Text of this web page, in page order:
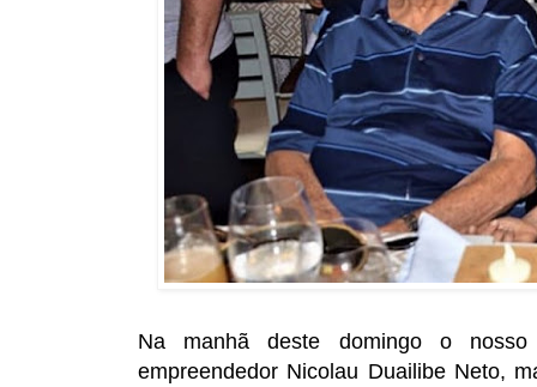
Na manhã deste domingo o
empreendedor Nicolau Duailibe Neto,